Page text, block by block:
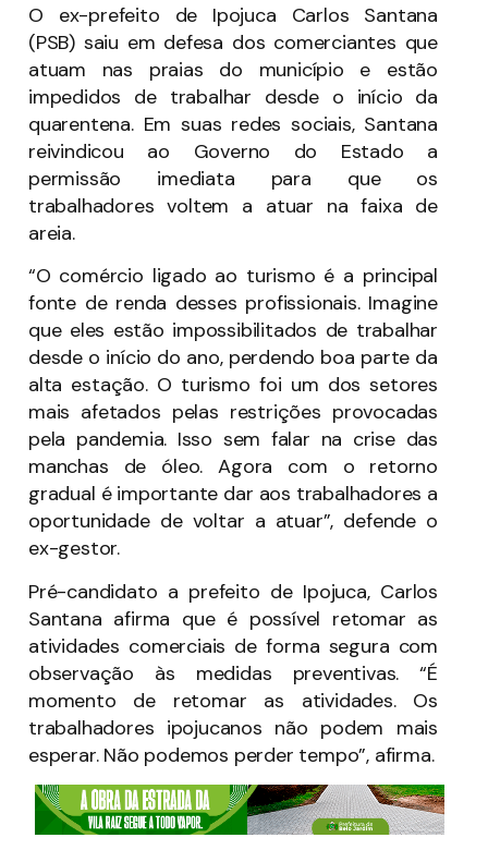
O ex-prefeito de Ipojuca Carlos Santana
(PSB) saiu em defesa dos comerciantes que
atuam nas praias do município e estão
impedidos de trabalhar desde o início da
quarentena. Em suas redes sociais, Santana
reivindicou ao Governo do Estado a
permissão imediata para que os
trabalhadores voltem a atuar na faixa de
areia.
“O comércio ligado ao turismo é a principal
fonte de renda desses profissionais. Imagine
que eles estão impossibilitados de trabalhar
desde o início do ano, perdendo boa parte da
alta estação. O turismo foi um dos setores
mais afetados pelas restrições provocadas
pela pandemia. Isso sem falar na crise das
manchas de óleo. Agora com o retorno
gradual é importante dar aos trabalhadores a
oportunidade de voltar a atuar”, defende o
ex-gestor.
Pré-candidato a prefeito de Ipojuca, Carlos
Santana afirma que é possível retomar as
atividades comerciais de forma segura com
observação às medidas preventivas. “É
momento de retomar as atividades. Os
trabalhadores ipojucanos não podem mais
esperar. Não podemos perder tempo”, afirma.